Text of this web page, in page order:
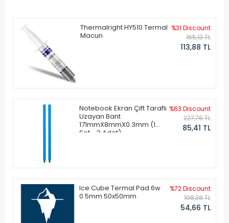
Thermalright HY510 Termal
Macun
%31 Discount
165,13 TL
113,88 TL
Notebook Ekran Çift Taraflı
Uzayan Bant
171mmX8mmX0.3mm (1
Set - 2 Adet)
%63 Discount
227,76 TL
85,41 TL
Ice Cube Termal Pad 6w
0.5mm 50x50mm
%72 Discount
198,38 TL
54,66 TL